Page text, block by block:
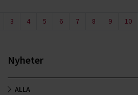
3 4 5 6 7 8 9 10
Nyheter
ALLA